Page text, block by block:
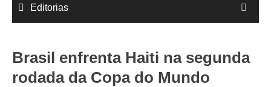
Editorias
Brasil enfrenta Haiti na segunda
rodada da Copa do Mundo